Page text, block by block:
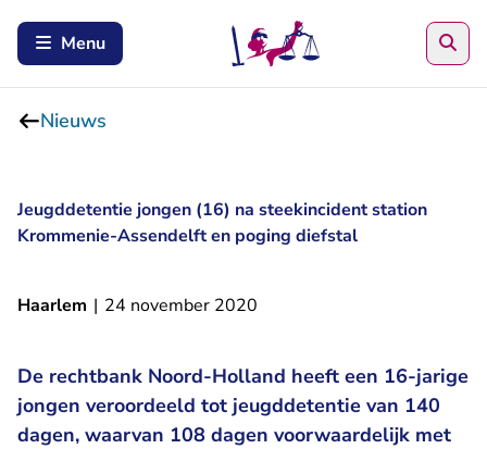
Menu
Nieuws
Jeugddetentie jongen (16) na steekincident station
Krommenie-Assendelft en poging diefstal
Haarlem | 24 november 2020
De rechtbank Noord-Holland heeft een 16-jarige
jongen veroordeeld tot jeugddetentie van 140
dagen, waarvan 108 dagen voorwaardelijk met